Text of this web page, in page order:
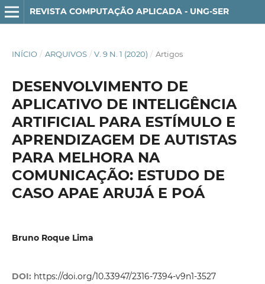
REVISTA COMPUTAÇÃO APLICADA - UNG-SER
INÍCIO / ARQUIVOS / V. 9 N. 1 (2020) / Artigos
DESENVOLVIMENTO DE
APLICATIVO DE INTELIGÊNCIA
ARTIFICIAL PARA ESTÍMULO E
APRENDIZAGEM DE AUTISTAS
PARA MELHORA NA
COMUNICAÇÃO: ESTUDO DE
CASO APAE ARUJÁ E POÁ
Bruno Roque Lima
DOI: https://doi.org/10.33947/2316-7394-v9n1-3527